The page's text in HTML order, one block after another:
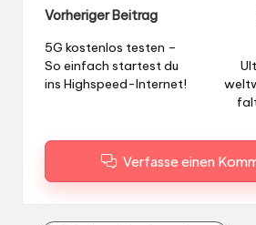
Post
navigation
Vorheriger Beitrag
5G kostenlos testen –
So einfach startest du
ins Highspeed-Internet!
Verfasse einen